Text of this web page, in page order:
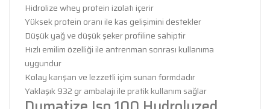
Hidrolize whey protein izolatı içerir
Yüksek protein oranı ile kas gelişimini destekler
Düşük yağ ve düşük şeker profiline sahiptir
Hızlı emilim özelliği ile antrenman sonrası kullanıma
uygundur
Kolay karışan ve lezzetli içim sunan formdadır
Yaklaşık 932 gr ambalajı ile pratik kullanım sağlar